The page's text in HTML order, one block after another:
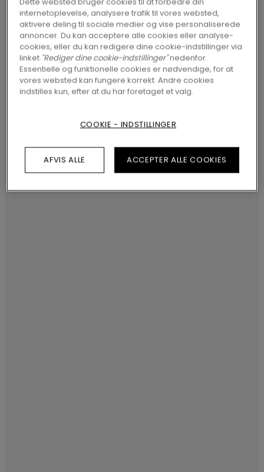
beslutning. Til alt held findes der et
værktøj som gør dette muligt. Med
'FloorLab' kan du virtuelt forsøge med alle
gulvtyper, og dermed sikre dig at din
endelige beslutning er den rigtige.
internetoplevelse, analysere trafik til vores websted,
aktivere deling til sociale medier og vise personaliserede
annoncer. Du kan acceptere alle cookies eller analyse-
cookies, eller du kan redigere dine cookie-indstillinger via
linket "Rediger dine cookie-indstillinger"nedenfor.
Essentielle og funktionelle cookies er nødvendige, for at
vores websted kan fungere korrekt. Andre cookies
indstilles kun, efter at du har foretaget et valg.
COOKIE - INDSTILLINGER
AFVIS ALLE ACCEPTER ALLE COOKIES